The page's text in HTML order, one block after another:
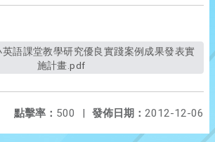
施計畫.pdf
發佈日期： 2012-12-06
點擊率： 500 |